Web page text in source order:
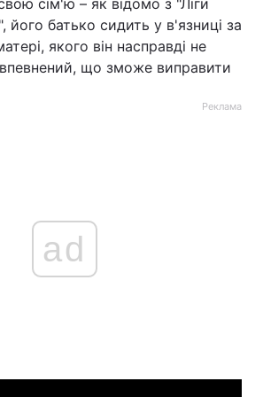
сім'ю – як відомо з "Ліги
його батько сидить у в'язниці за
якого він насправді не
що зможе виправити
Реклама
ad